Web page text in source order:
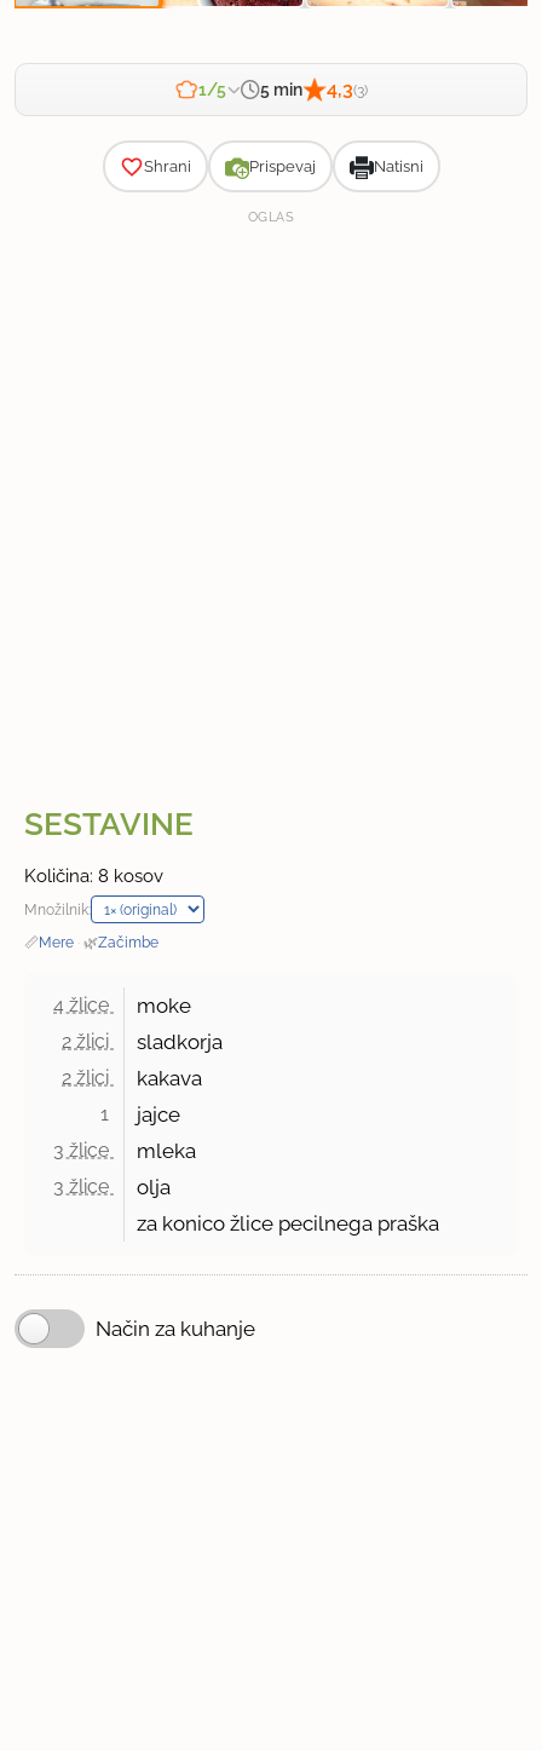
1/5 5 min 4,3(3)
Shrani Prispevaj Natisni
OGLAS
SESTAVINE
Količina: 8 kosov
Množilnik:
📏Mere · 🌿Začimbe
4 žlice moke
2 žlici sladkorja
2 žlici kakava
1 jajce
3 žlice mleka
3 žlice
olja
za konico žlice pecilnega praška
Način za kuhanje